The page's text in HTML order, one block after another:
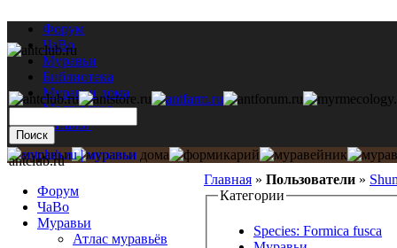
Форум
ЧаВо
Муравьи
Библиотека
Муравьи дома
Мастерская
Каталог
Главная » Пользователи »
Категории
Species: Formica fusca
antclub.ru
Форум
ЧаВо
Муравьи
Атлас муравьёв